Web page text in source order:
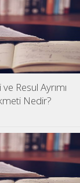
Resul Ayrımı
Nedir?